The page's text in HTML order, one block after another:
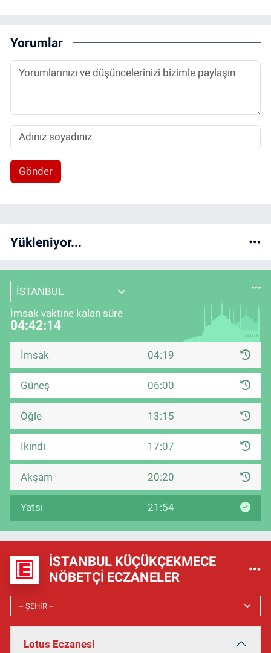
Yorumlar
Gönder
Yükleniyor...
İSTANBUL
İmsak vaktine kalan süre
04:42:14
İmsak 04:19
Güneş 06:00
Öğle 13:15
İkindi 17:07
Akşam 20:20
Yatsı 21:54
İSTANBUL KÜÇÜKÇEKMECE
NÖBETÇI ECZANELER
Lotus Eczanesi